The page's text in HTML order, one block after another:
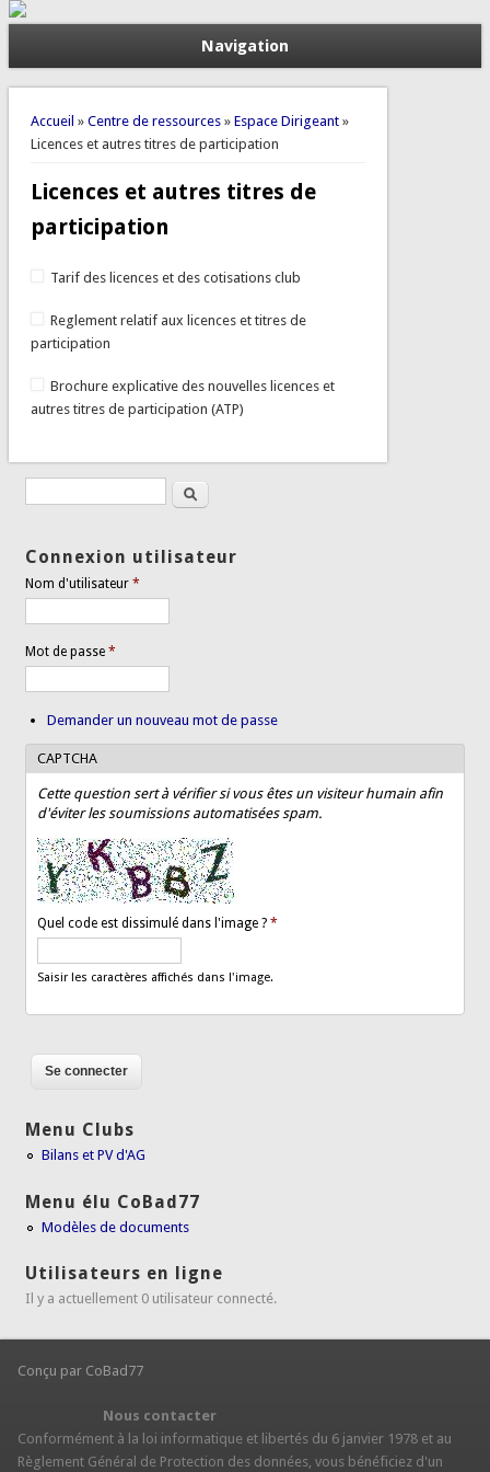
Navigation
Vous êtes ici
Accueil » Centre de ressources» Espace Dirigeant»
Licences et autres titres de participation
Licences et autres titres de
participation
Tarif des licences et des cotisations club
Reglement relatif aux licences et titres de
participation
Brochure explicative des nouvelles licences et
autres titres de participation (ATP)
Formulaire de recherche
Rechercher
Connexion utilisateur
Nom d'utilisateur*
Mot de passe*
Demander un nouveau mot de passe
CAPTCHA
Cette question sert à vérifier si vous êtes un visiteur humain afin
d'éviter les soumissions automatisées spam.
Quel code est dissimulé dans l'image ?*
Saisir les caractères affichés dans l'image.
Menu Clubs
Bilans et PV d'AG
Menu élu CoBad77
Modèles de documents
Utilisateurs en ligne
Il y a actuellement 0 utilisateur connecté.
Conçu par CoBad77
Nous contacter
Conformément à la loi informatique et libertés du 6 janvier 1978 et au
Règlement Général de Protection des données, vous bénéficiez d'un